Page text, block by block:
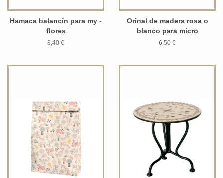
Hamaca balancín para my -
flores
8,40 €
Orinal de madera rosa o
blanco para micro
6,50 €